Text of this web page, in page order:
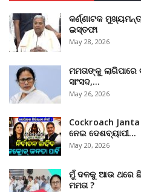
କର୍ଣ୍ଣାଟକ
ଇସ୍ତଫା
May 28, 2026
ମମତାଙ୍କୁ ଲାଗିପାରେ
ସାଂସଦ,…
May 26, 2026
Cockroach
ନେଇ ଦେଶବ୍ୟାପୀ…
May 20, 2026
ମୁଁ ଦଳକୁ ଆଉ ଥରେ
ମମତା ?